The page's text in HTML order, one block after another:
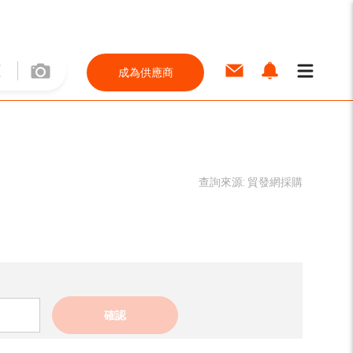
成為供應商
查詢來源: 貿發網採購
確認